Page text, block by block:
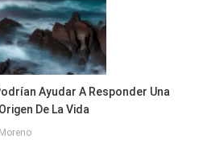
Ayudar A Responder Una
De La Vida